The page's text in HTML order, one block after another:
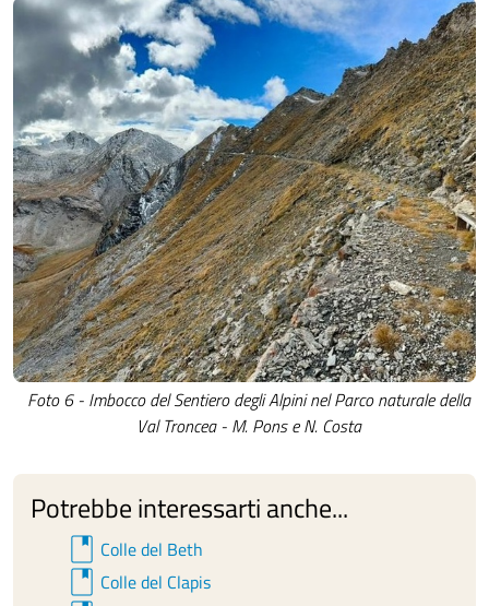
Foto 6 - Imbocco del Sentiero degli Alpini nel Parco naturale della
Val Troncea - M. Pons e N. Costa
Potrebbe interessarti anche...
book Colle del Beth
book Colle del Clapis